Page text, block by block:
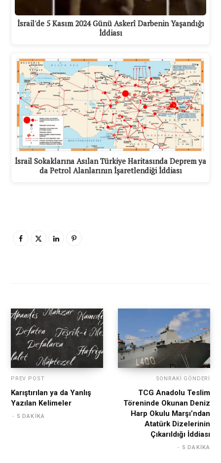
İsrail'de 5 Kasım 2024 Günü Askerî Darbenin Yaşandığı
İddiası
İsrail Sokaklarına Asılan Türkiye Haritasında Deprem ya
da Petrol Alanlarının İşaretlendiği İddiası
PREV POST
Karıştırılan ya da Yanlış
Yazılan Kelimeler
5 DAKIKA
SONRAKI GÖNDERI
TCG Anadolu Teslim
Töreninde Okunan Deniz
Harp Okulu Marşı’ndan
Atatürk Dizelerinin
Çıkarıldığı İddiası
5 DAKIKA